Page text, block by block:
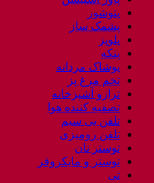
پتوشور
پشمک ساز
پلوپز
پنکه
پوشاک مردانه
تخم مرغ پز
ترازو آشپزخانه
تصفیه کننده هوا
تلفن بی سیم
تلفن رومیزی
توستر نان
توستر و مایکروفر
تی